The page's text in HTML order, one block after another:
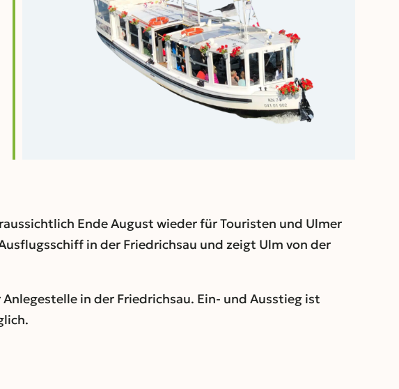
Outlook Live
Ende August wieder für Touristen und Ulmer
in der Friedrichsau und zeigt Ulm von der
in der Friedrichsau. Ein- und Ausstieg ist